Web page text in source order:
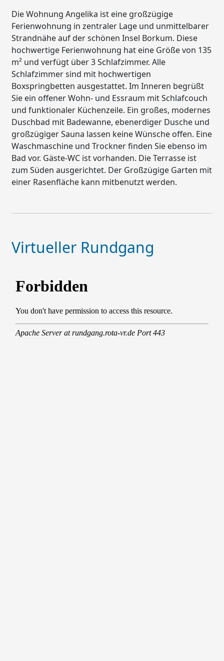
Die Wohnung Angelika ist eine großzügige
Ferienwohnung in zentraler Lage und unmittelbarer
Strandnähe auf der schönen Insel Borkum. Diese
hochwertige Ferienwohnung hat eine Größe von 135
m² und verfügt über 3 Schlafzimmer. Alle
Schlafzimmer sind mit hochwertigen
Boxspringbetten ausgestattet. Im Inneren begrüßt
Sie ein offener Wohn- und Essraum mit Schlafcouch
und funktionaler Küchenzeile. Ein großes, modernes
Duschbad mit Badewanne, ebenerdiger Dusche und
großzügiger Sauna lassen keine Wünsche offen. Eine
Waschmaschine und Trockner finden Sie ebenso im
Bad vor. Gäste-WC ist vorhanden. Die Terrasse ist
zum Süden ausgerichtet. Der Großzügige Garten mit
einer Rasenfläche kann mitbenutzt werden.
Virtueller Rundgang